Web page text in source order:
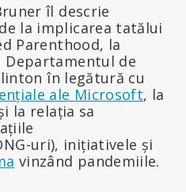
îl descrie
la implicarea tatălui
Parenthood, la
de
în legătură cu
ale Microsoft, la
la relația sa
uri), inițiativele și
vinzând pandemiile.